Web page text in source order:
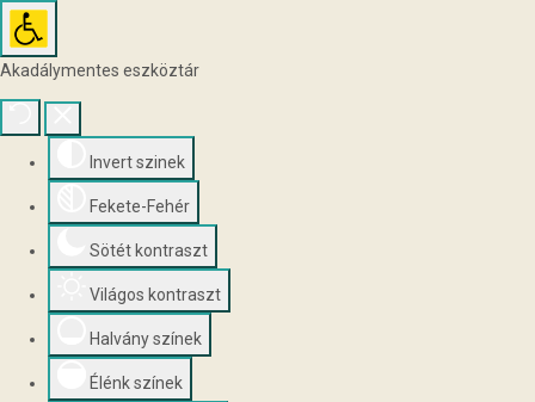
Akadálymentes eszköztár
Invert szinek
Fekete-Fehér
Sötét kontraszt
Világos kontraszt
Halvány színek
Élénk színek